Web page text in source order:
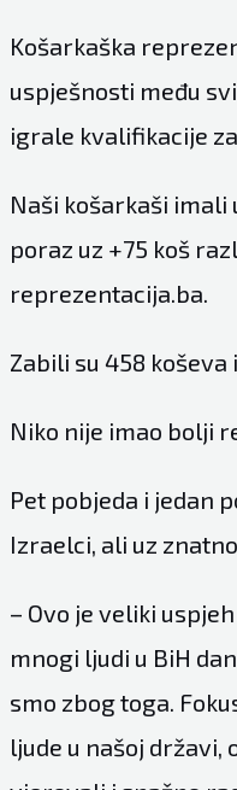
Košarkaška
uspješnosti među
igrale kvalifikacije
Naši košarkaši imali
poraz uz +75 koš
reprezentacija.ba.
Zabili su 458 koševa
Niko nije imao bolji
Pet pobjeda i jedan
Izraelci, ali uz
– Ovo je veliki
mnogi ljudi u BiH
smo zbog toga.
ljude u našoj državi,